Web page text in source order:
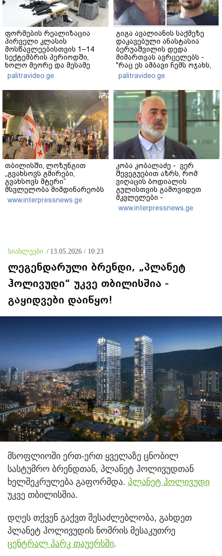
ფორმების რეალიზაცია
პირველი კლასის
მოსწავლეებისთვის 1–14
სექტემბრის პერიოდში,
ხოლო მეორე და მესამე
ეტაპებზე...
palitravideo.ge
გიგა ავალიანის საქმეზე
დაკავებული ანასტასია
ბერუაშვილის დედა
მიმართვას ავრცელებს -
"რაც ეს ამბავი ჩემს ოჯახს,
ჩემს ანასტასიას გადახდა
თავს, მის მერე მე მე არ
ვარ"
palitravideo.ge
თბილისში, ლოზუნგით
„გვახსოვს გმირები,
გვახსოვს მტერი”
მსვლელობა მიმდინარეობს
www.interpressnews.ge
კობა კობალაძე - ვერ
შევეგუებით აზრს, რომ
ვიღაცის ბოდიალის
გულისთვის გამოვიდეთ
მკვლელები -
აინტერესებდათ,
საბრძოლო მოქმედებების
თავგანწირვით
www.interpressnews.ge
სიახლეები / 13.05.2026 / 10:23
ლეგენდარული ბრენდი, „პლანეტ
ჰოლივუდი“ უკვე თბილისშია -
გაყიდვები დაიწყო!
მსოფლიოში ერთ-ერთ ყველაზე ცნობილ
სასტუმრო ბრენდთან, პლანეტ ჰოლივუდთან
ხელშეკრულება გაფორმდა. პლანეტ ჰოლივუდი
უკვე თბილისშია.
დღეს თქვენ გაქვთ შესაძლებლობა, გახდეთ
პლანეტ ჰოლივუდის ნომრის მესაკუთრე
ცენტრალ პარკ თაუერსში.